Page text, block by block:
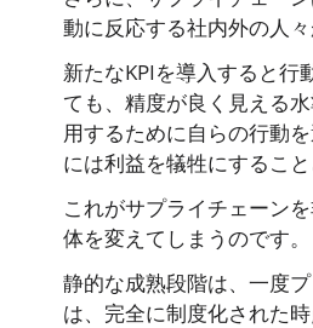
動に反応する社内外の人々
新たなKPIを導入すると行
ても、精度が良く見える
用するために自らの行動
には利益を犠牲にすること
これがサプライチェーン
体を変えてしまうのです。
静的な成熟段階は、一度
は、完全に制度化された